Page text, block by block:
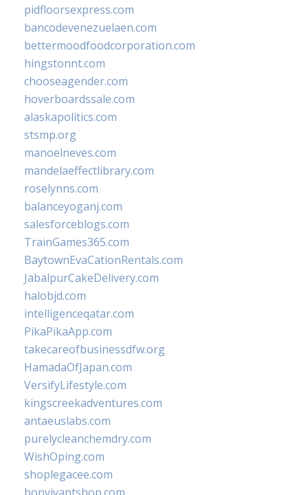
pidfloorsexpress.com
bancodevenezuelaen.com
bettermoodfoodcorporation.com
hingstonnt.com
chooseagender.com
hoverboardssale.com
alaskapolitics.com
stsmp.org
manoelneves.com
mandelaeffectlibrary.com
roselynns.com
balanceyoganj.com
salesforceblogs.com
TrainGames365.com
BaytownEvaCationRentals.com
JabalpurCakeDelivery.com
halobjd.com
intelligenceqatar.com
PikaPikaApp.com
takecareofbusinessdfw.org
HamadaOfJapan.com
VersifyLifestyle.com
kingscreekadventures.com
antaeuslabs.com
purelycleanchemdry.com
WishOping.com
shoplegacee.com